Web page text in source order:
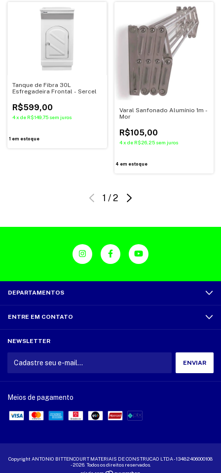
Tanque de Fibra 30L
Esfregadeira Frontal - Sercel
R$599,00
4x de R$149,75 sem juros
1 em estoque
Varal Sanfonado Alumínio 1m -
Mor
R$105,00
4 x de R$26,25 sem juros
4 em estoque
1 /2
DEPARTAMENTOS
ENTRE EM CONTATO
NEWSLETTER
Meios de pagamento
Copyright ANTONIO BITTENCOURT MATERIAIS DE CONSTRUCAO LTDA - 13482406000108
- 2026. Todos os direitos reservados.